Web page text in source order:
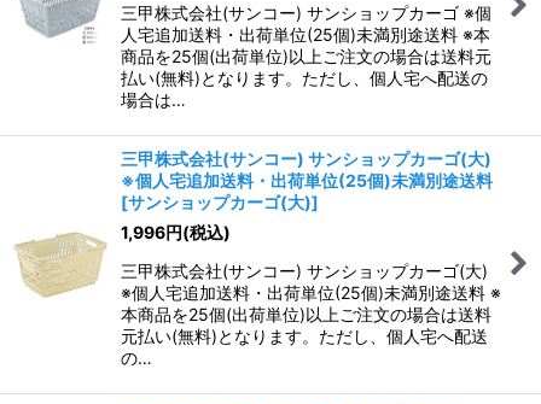
三甲株式会社(サンコー) サンショップカーゴ ※個
人宅追加送料・出荷単位(25個)未満別途送料 ※本
商品を25個(出荷単位)以上ご注文の場合は送料元
払い(無料)となります。ただし、個人宅へ配送の
場合は…
三甲株式会社(サンコー) サンショップカーゴ(大)
※個人宅追加送料・出荷単位(25個)未満別途送料
[サンショップカーゴ(大)]
1,996円(税込)
三甲株式会社(サンコー) サンショップカーゴ(大)
※個人宅追加送料・出荷単位(25個)未満別途送料 ※
本商品を25個(出荷単位)以上ご注文の場合は送料
元払い(無料)となります。ただし、個人宅へ配送
の…